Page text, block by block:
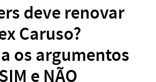
deve renovar
Caruso?
os argumentos
e NÃO